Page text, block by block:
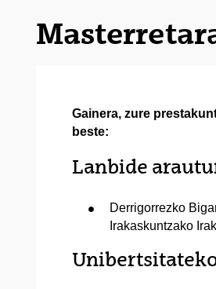
izkutatu azpiorriak
Gainera, zure
beste:
Lanbide
Derrigorrezko
Irakaskuntzako